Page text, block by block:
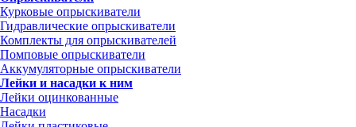
Курковые опрыскиватели
Гидравлические опрыскиватели
Комплекты для опрыскивателей
Помповые опрыскиватели
Аккумуляторные опрыскиватели
Лейки и насадки к ним
Лейки оцинкованные
Насадки